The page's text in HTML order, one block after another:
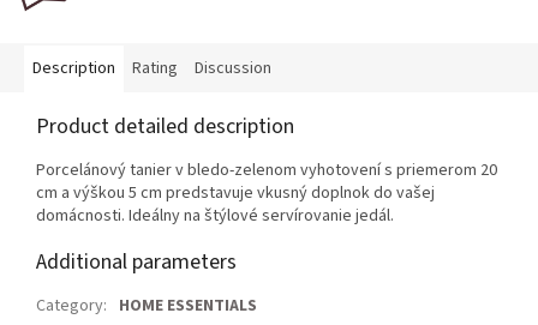
Description Rating Discussion
Product detailed description
Porcelánový tanier v bledo-zelenom vyhotovení s priemerom 20
cm a výškou 5 cm predstavuje vkusný doplnok do vašej
domácnosti. Ideálny na štýlové servírovanie jedál.
Additional parameters
Category: HOME ESSENTIALS